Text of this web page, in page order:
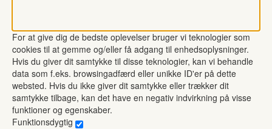
For at give dig de bedste oplevelser bruger vi teknologier som
cookies til at gemme og/eller få adgang til enhedsoplysninger.
Hvis du giver dit samtykke til disse teknologier, kan vi behandle
data som f.eks. browsingadfærd eller unikke ID'er på dette
websted. Hvis du ikke giver dit samtykke eller trækker dit
samtykke tilbage, kan det have en negativ indvirkning på visse
funktioner og egenskaber.
Funktionsdygtig